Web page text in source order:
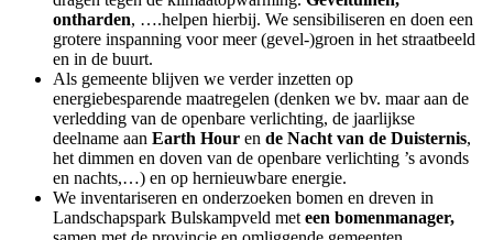
ontharden, ….helpen hierbij. We sensibiliseren en doen een
grotere inspanning voor meer (gevel-)groen in het straatbeeld
en in de buurt.
Als gemeente blijven we verder inzetten op
energiebesparende maatregelen (denken we bv. maar aan de
verledding van de openbare verlichting, de jaarlijkse
deelname aan Earth Hour en de Nacht van de Duisternis,
het dimmen en doven van de openbare verlichting ’s avonds
en nachts,…) en op hernieuwbare energie.
We inventariseren en onderzoeken bomen en dreven in
Landschapspark Bulskampveld met een bomenmanager,